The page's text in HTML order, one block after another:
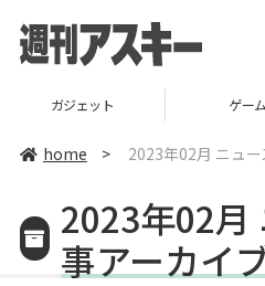
ガジェット ゲーム
home > 2023年02月 ニュ
2023年02月
事アーカイ